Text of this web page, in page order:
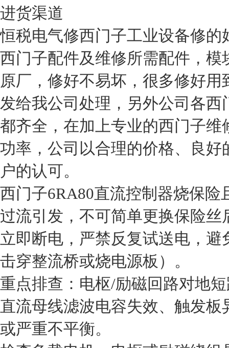
进货渠道
恒税电气修西门子工业设备修
西门子配件及维修所需配件，
原厂，修好不易坏，很多修好
发给我公司处理，另外公司各
都齐全，在加上专业的西门子
功率，公司以合理的价格、良
户的认可。
西门子6RA80直流控制器烧保
过流引发，不可简单更换保险
立即断电‌，严禁反复试送电，
击穿整流桥或烧电源板）。
重点排查‌：电枢/励磁回路对地
直流母线滤波电容失效、触发
或严重不平衡。